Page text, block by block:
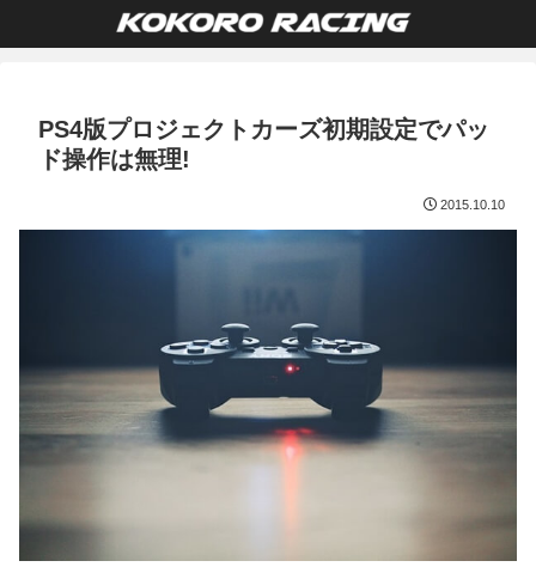
PS4版プロジェクトカーズ初期設定でパッ
ド操作は無理!
2015.10.10